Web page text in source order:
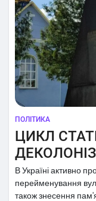
ПОЛІТИКА
ЦИКЛ
В Україні активно
перейменування
також знесення